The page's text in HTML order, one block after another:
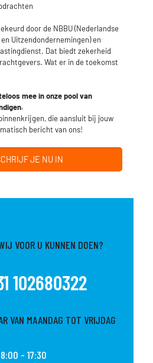
door de NBBU (Nederlandse
Uitzendondernemingen) en
Dat biedt zekerheid
Wat er in de toekomst
mee in onze pool van
die aansluit bij jouw
bericht van ons!
JE NU IN
VOOR U KUNNEN DOEN?
102680322
VAN MAANDAG TOT VRIJDAG
- 17:30